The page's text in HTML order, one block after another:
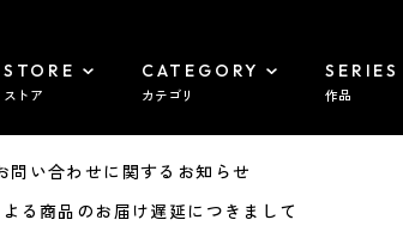
STORE
ストア
CATEGORY
カテゴリ
SERIES
作品
い合わせに関するお知らせ
商品のお届け遅延につきまして